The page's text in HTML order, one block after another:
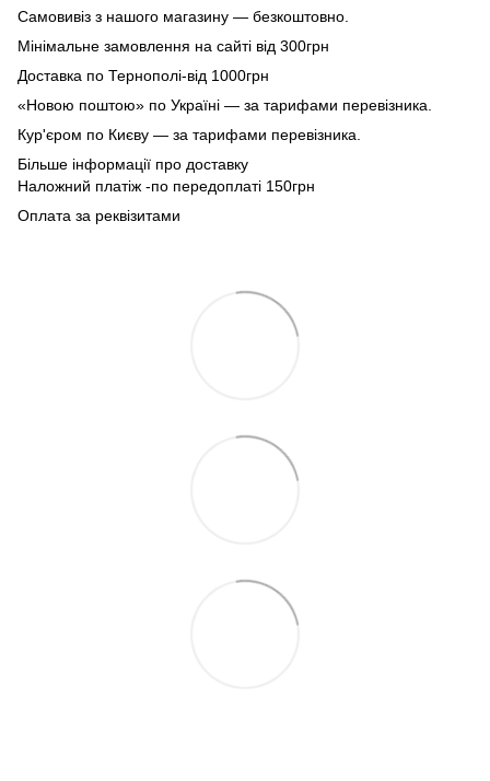
Самовивіз з нашого магазину — безкоштовно.
Мінімальне замовлення на сайті від 300грн
Доставка по Тернополі-від 1000грн
«Новою поштою» по Україні — за тарифами перевізника.
Кур'єром по Києву — за тарифами перевізника.
Більше інформації про доставку
Наложний платіж -по передоплаті 150грн
Оплата за реквізитами